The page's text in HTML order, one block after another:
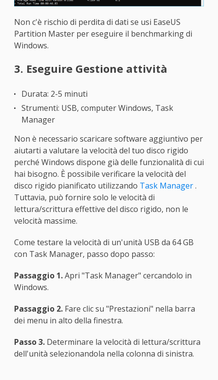
Non c'è rischio di perdita di dati se usi EaseUS
Partition Master per eseguire il benchmarking di
Windows.
3. Eseguire Gestione attività
Durata: 2-5 minuti
Strumenti: USB, computer Windows, Task
Manager
Non è necessario scaricare software aggiuntivo per
aiutarti a valutare la velocità del tuo disco rigido
perché Windows dispone già delle funzionalità di cui
hai bisogno. È possibile verificare la velocità del
disco rigido pianificato utilizzando Task Manager.
Tuttavia, può fornire solo le velocità di
lettura/scrittura effettive del disco rigido, non le
velocità massime.
Come testare la velocità di un'unità USB da 64 GB
con Task Manager, passo dopo passo:
Passaggio 1.Apri "Task Manager" cercandolo in
Windows.
Passaggio 2.Fare clic su "Prestazioni" nella barra
dei menu in alto della finestra.
Passo 3.Determinare la velocità di lettura/scrittura
dell'unità selezionandola nella colonna di sinistra.